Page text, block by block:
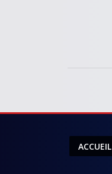
ACCUEIL